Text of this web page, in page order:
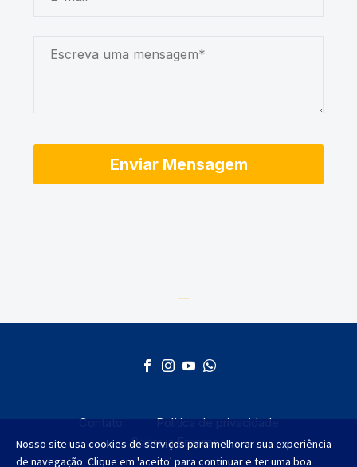
Contato
Política de privacidade
Sobre a Empresa
Nosso site usa cookies de serviços para melhorar sua experiência
de navegação. Clique em 'aceito' para continuar e ter uma boa